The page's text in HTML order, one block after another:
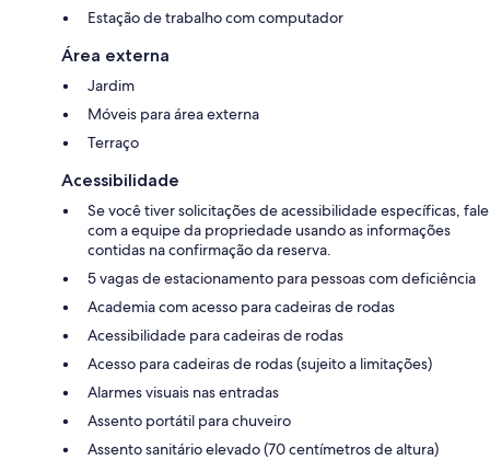
Estação de trabalho com computador
Área externa
Jardim
Móveis para área externa
Terraço
Acessibilidade
Se você tiver solicitações de acessibilidade específicas, fale
com a equipe da propriedade usando as informações
contidas na confirmação da reserva.
5 vagas de estacionamento para pessoas com deficiência
Academia com acesso para cadeiras de rodas
Acessibilidade para cadeiras de rodas
Acesso para cadeiras de rodas (sujeito a limitações)
Alarmes visuais nas entradas
Assento portátil para chuveiro
Assento sanitário elevado (70 centímetros de altura)